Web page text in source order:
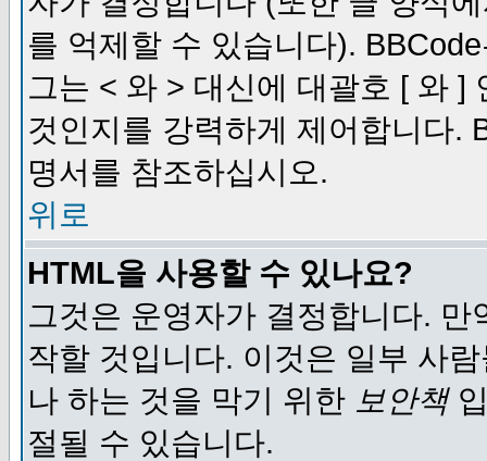
를 억제할 수 있습니다).
그는 < 와 > 대신에 대괄호 [ 와 ]
것인지를 강력하게 제어합니다.
명서를 참조하십시오.
위로
HTML을 사용할 수 있나요?
그것은 운영자가 결정합니다.
작할 것입니다. 이것은 일부 사
나 하는 것을 막기 위한 보안책
절될 수 있습니다.